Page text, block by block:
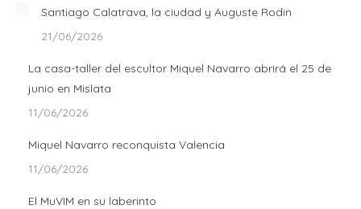
Santiago Calatrava, la ciudad y Auguste Rodin
21/06/2026
La casa-taller del escultor Miquel Navarro abrirá el 25 de
junio en Mislata
11/06/2026
Miquel Navarro reconquista Valencia
11/06/2026
El MuVIM en su laberinto